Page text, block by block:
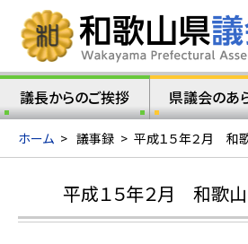
議長からのご挨拶 県議会のあ
ホーム > 議事録 > 平成１５年２月 和
平成１５年２月 和歌